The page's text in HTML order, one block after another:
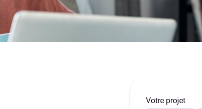
Votre projet